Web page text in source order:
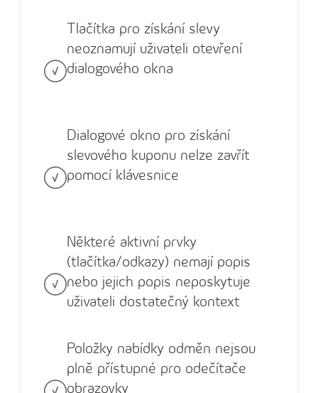
Tlačítka pro získání slevy
neoznamují uživateli otevření
dialogového okna
Dialogové okno pro získání
slevového kuponu nelze zavřít
pomocí klávesnice
Některé aktivní prvky
(tlačítka/odkazy) nemají popis
nebo jejich popis neposkytuje
uživateli dostatečný kontext
Položky nabídky odměn nejsou
plně přístupné pro odečítače
obrazovky